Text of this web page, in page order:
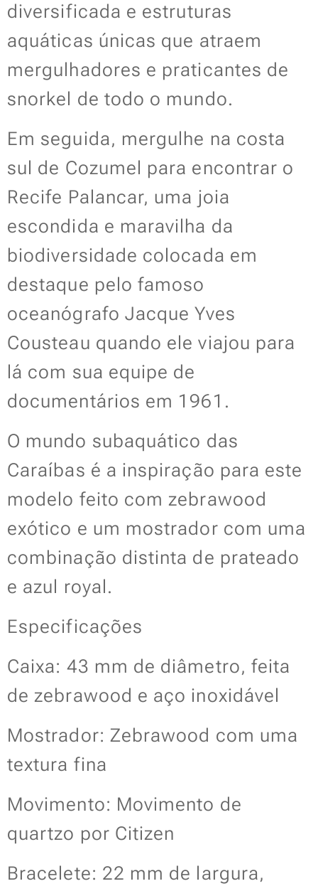
diversificada e estruturas
aquáticas únicas que atraem
mergulhadores e praticantes de
snorkel de todo o mundo.
Em seguida, mergulhe na costa
sul de Cozumel para encontrar o
Recife Palancar, uma joia
escondida e maravilha da
biodiversidade colocada em
destaque pelo famoso
oceanógrafo Jacque Yves
Cousteau quando ele viajou para
lá com sua equipe de
documentários em 1961.
O mundo subaquático das
Caraíbas é a inspiração para este
modelo feito com zebrawood
exótico e um mostrador com uma
combinação distinta de prateado
e azul royal.
Especificações
Caixa: 43 mm de diâmetro, feita
de zebrawood e aço inoxidável
Mostrador: Zebrawood com uma
textura fina
Movimento: Movimento de
quartzo por Citizen
Bracelete: 22 mm de largura,